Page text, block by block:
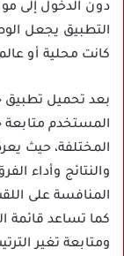
دون الدخول إلى
التطبيق يجعل
كانت محلية أو
المستخدم متابعة
المختلفة، حيث
والنتائج وأداء
المنافسة على
كما تساعد قائمة
ومتابعة تغير